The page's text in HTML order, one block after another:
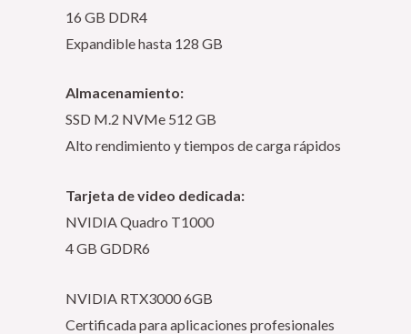
16 GB DDR4
Expandible hasta 128 GB
Almacenamiento:
SSD M.2 NVMe 512 GB
Alto rendimiento y tiempos de carga rápidos
Tarjeta de video dedicada:
NVIDIA Quadro T1000
4 GB GDDR6
NVIDIA RTX3000 6GB
Certificada para aplicaciones profesionales